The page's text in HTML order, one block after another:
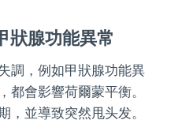
狀腺功能異常
調，例如甲狀腺功能異
都會影響荷爾蒙平衡。
，並導致突然甩头发。